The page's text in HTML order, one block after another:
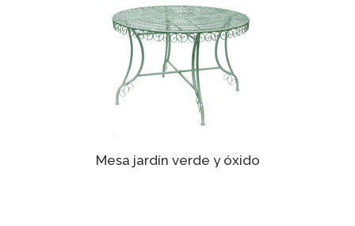
Mesa jardín verde y óxido